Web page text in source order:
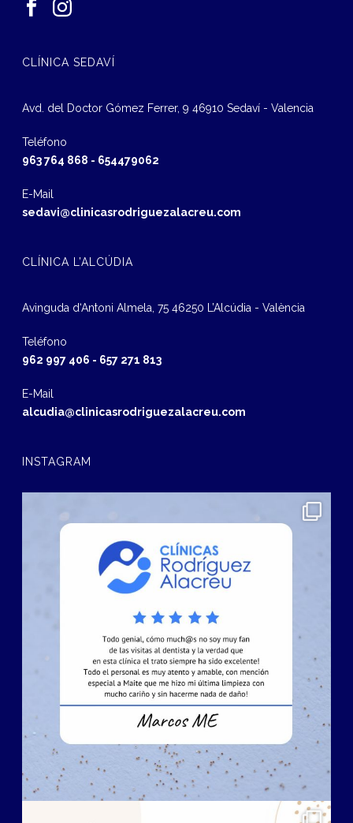
CLÍNICA SEDAVÍ
Avd. del Doctor Gómez Ferrer, 9 46910 Sedaví - Valencia
Teléfono
963 764 868 - 654479062
E-Mail
sedavi@clinicasrodriguezalacreu.com
CLÍNICA L’ALCÚDIA
Avinguda d‘Antoni Almela, 75 46250 L’Alcúdia - València
Teléfono
962 997 406 - 657 271 813
E-Mail
alcudia@clinicasrodriguezalacreu.com
INSTAGRAM